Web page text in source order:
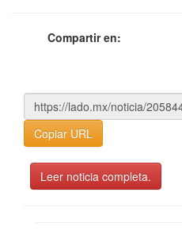
Compartir en:
Copiar URL
Leer noticia completa.